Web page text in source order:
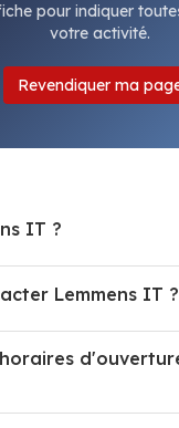
pour indiquer
votre activité.
Revendiquer ma
IT ?
Lemmens IT ?